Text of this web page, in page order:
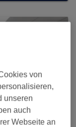
von
unseren
auch
Webseite an